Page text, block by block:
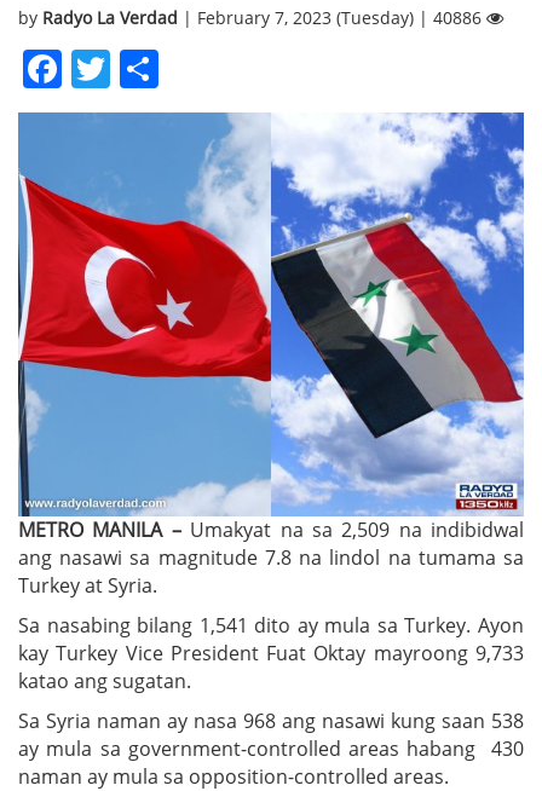
by Radyo La Verdad | February 7, 2023 (Tuesday) | 40886
Facebook
Twitter
METRO MANILA – Umakyat na sa 2,509 na indibidwal
ang nasawi sa magnitude 7.8 na lindol na tumama sa
Turkey at Syria.
Sa nasabing bilang 1,541 dito ay mula sa Turkey. Ayon
kay Turkey Vice President Fuat Oktay mayroong 9,733
katao ang sugatan.
Sa Syria naman ay nasa 968 ang nasawi kung saan 538
ay mula sa government-controlled areas habang 430
naman ay mula sa opposition-controlled areas.